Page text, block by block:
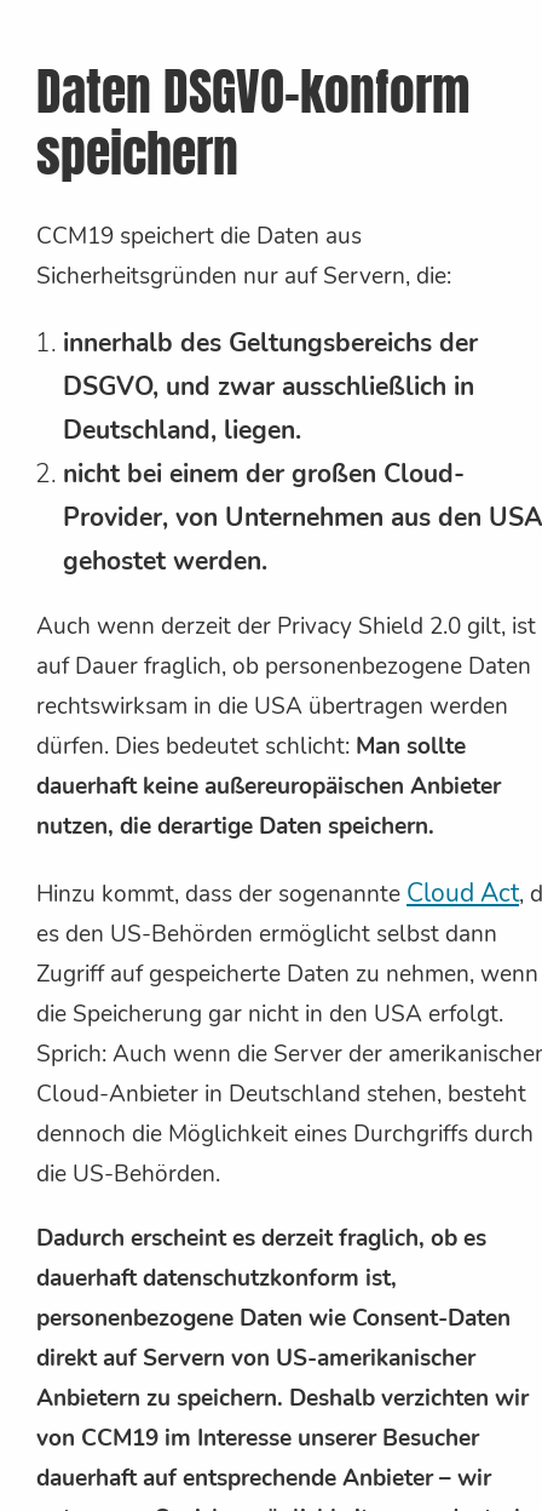
Daten DSGVO-konform
speichern
CCM19 speichert die Daten aus
Sicherheitsgründen nur auf Servern, die:
innerhalb des Geltungsbereichs der
DSGVO, und zwar ausschließlich in
Deutschland, liegen.
nicht bei einem der großen Cloud-
Provider, von Unternehmen aus den
gehostet werden.
Auch wenn derzeit der Privacy Shield 2.0 gilt, ist
auf Dauer fraglich, ob personenbezogene Daten
rechtswirksam in die USA übertragen werden
dürfen. Dies bedeutet schlicht: Man sollte
dauerhaft keine außereuropäischen Anbieter
nutzen, die derartige Daten speichern.
Hinzu kommt, dass der sogenannte Cloud Act,
es den US-Behörden ermöglicht selbst dann
Zugriff auf gespeicherte Daten zu nehmen, wenn
die Speicherung gar nicht in den USA erfolgt.
Sprich: Auch wenn die Server der
Cloud-Anbieter in Deutschland stehen, besteht
dennoch die Möglichkeit eines Durchgriffs durch
die US-Behörden.
Dadurch erscheint es derzeit fraglich, ob es
dauerhaft datenschutzkonform ist,
personenbezogene Daten wie Consent-Daten
direkt auf Servern von US-amerikanischer
Anbietern zu speichern. Deshalb verzichten wir
von CCM19 im Interesse unserer Besucher
dauerhaft auf entsprechende Anbieter – wir